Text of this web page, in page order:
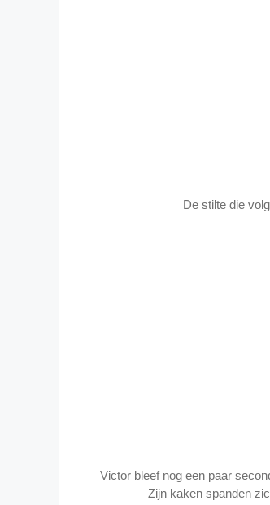
De stilte die
Victor bleef nog een paar
Zijn kaken spanden